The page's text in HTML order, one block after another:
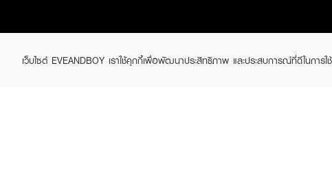
เว็บไซต์ EVEANDBOY เราใช้คุกกี้เพื่อพัฒนาประสิทธิภาพ และประสบการณ์ที่ดีในกา